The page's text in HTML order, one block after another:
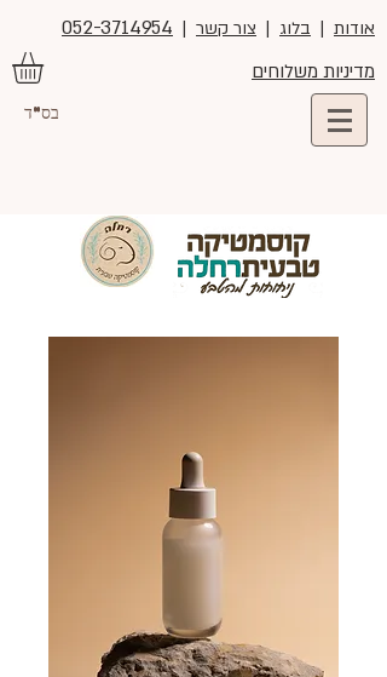
אודות | בלוג | צור קשר |
052-3714954
מדיניות משלוחים
בס"ד